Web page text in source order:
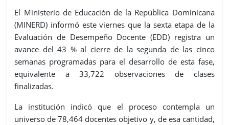
El Ministerio de Educación de la República Dominicana
(MINERD) informó este viernes que la sexta etapa de la
Evaluación de Desempeño Docente (EDD) registra un
avance del 43 % al cierre de la segunda de las cinco
semanas programadas para el desarrollo de esta fase,
equivalente a 33,722 observaciones de clases
finalizadas.
La institución indicó que el proceso contempla un
universo de 78,464 docentes objetivo y, de esa cantidad,